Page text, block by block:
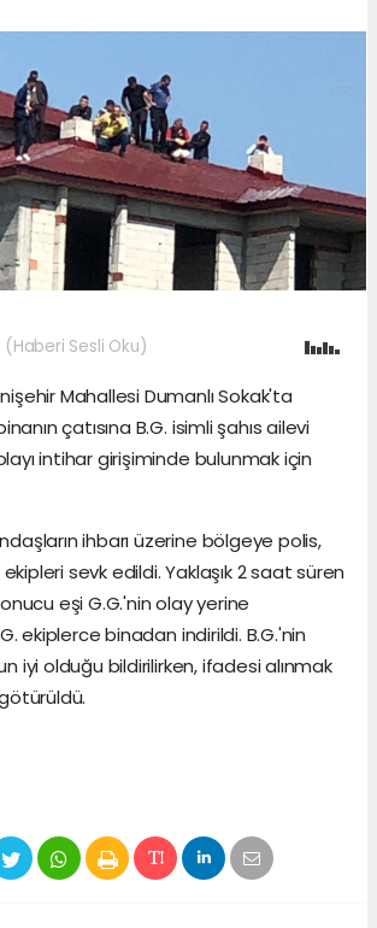
(Haberi Sesli Oku)
Mahallesi Dumanlı Sokak'ta
çatısına B.G. isimli şahıs ailevi
intihar girişiminde bulunmak için
ihbarı üzerine bölgeye polis,
sevk edildi. Yaklaşık 2 saat süren
eşi G.G.'nin olay yerine
ekiplerce binadan indirildi. B.G.'nin
iyi olduğu bildirilirken, ifadesi alınmak